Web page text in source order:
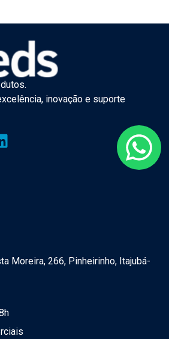
inovação e suporte
Moreira, 266, Pinheirinho, Itajubá-